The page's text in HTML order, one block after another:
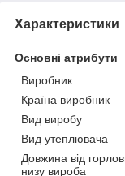
Характеристики
Основні атрибути
Виробник
Країна виробник
Вид виробу
Вид утеплювача
Довжина від
низу вироба